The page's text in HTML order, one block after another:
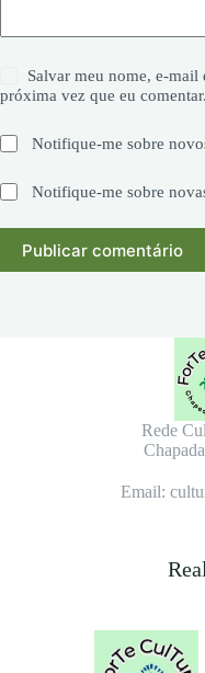
Salvar meu nome, e-mail
próxima vez que eu comentar.
Notifique-me sobre
Notifique-me sobre
Publicar comentário
Rede
Email: